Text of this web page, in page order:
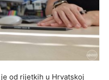
od rijetkih u Hrvatskoj